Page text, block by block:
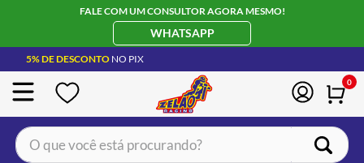
FALE COM UM CONSULTOR AGORA MESMO!
WHATSAPP
5% DE DESCONTO NO PIX
0
O que você está procurando?